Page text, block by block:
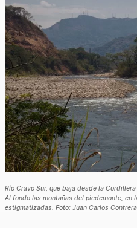
Río Cravo Sur, que baja desde la
Al fondo las montañas del piedemonte, en
estigmatizadas. Foto: Juan Carlos